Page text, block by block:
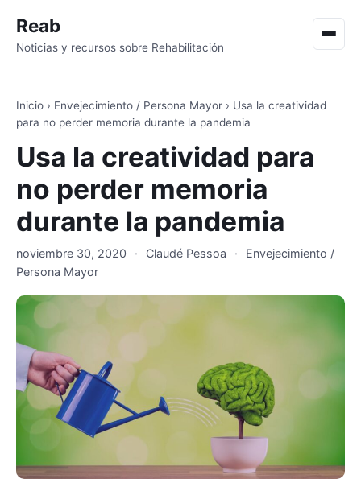
Reab
Noticias y recursos sobre Rehabilitación
Inicio › Envejecimiento / Persona Mayor › Usa la creatividad
para no perder memoria durante la pandemia
Usa la creatividad para
no perder memoria
durante la pandemia
noviembre 30, 2020 · Claudé Pessoa ·
Envejecimiento /
Persona Mayor